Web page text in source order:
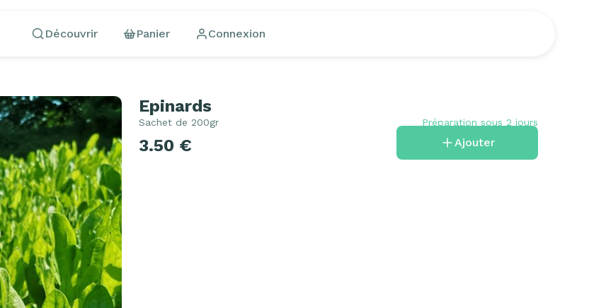
Découvrir Panier Connexion
Epinards
Sachet de 200gr Préparation sous 2 jours
3.50 € Ajouter